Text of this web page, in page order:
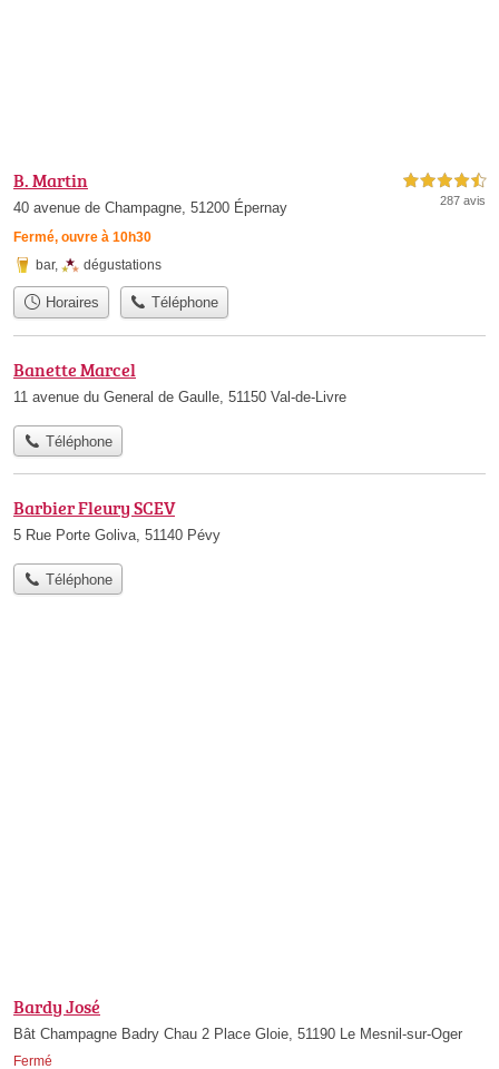
B. Martin
40 avenue de Champagne, 51200 Épernay
Fermé, ouvre à 10h30
4,5 étoiles sur 5
287 avis
bar, dégustations
Horaires Téléphone
Banette Marcel
11 avenue du General de Gaulle, 51150 Val-de-Livre
Téléphone
Barbier Fleury SCEV
5 Rue Porte Goliva, 51140 Pévy
Téléphone
Bardy José
Bât Champagne Badry Chau 2 Place Gloie, 51190 Le Mesnil-sur-Oger
Fermé